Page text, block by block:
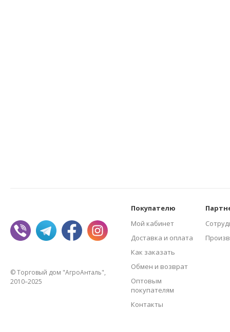
© Торговый дом "АгроАнталь",
2010–2025
Покупателю
Мой кабинет
Доставка и оплата
Как заказать
Обмен и возврат
Оптовым
покупателям
Контакты